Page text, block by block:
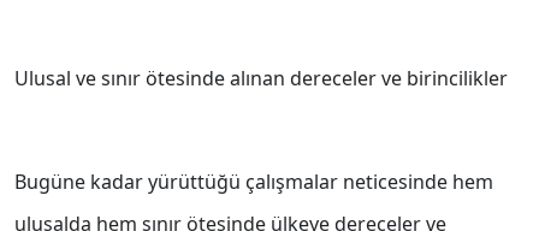
Ulusal ve sınır ötesinde alınan dereceler ve birincilikler
Bugüne kadar yürüttüğü çalışmalar neticesinde hem
ulusalda hem sınır ötesinde ülkeye dereceler ve